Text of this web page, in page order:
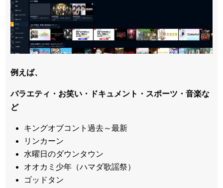
例えば、
バラエティ・お笑い・ドキュメント・スポーツ・音楽な
ど
キングオブコント過去～最新
リンカーン
水曜日のダウンタウン
オオカミ少年（ハマダ歌謡祭）
ゴッドタン